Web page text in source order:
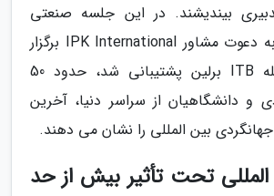
بیندیشند. در این جلسه صنعتی
منحصربه فرد که به دعوت مشاور IPK International برگزار
گردید و به وسیله ITB برلین پشتیبانی شد، حدود 50
و دانشگاهیان از سراسر دنیا، آخرین
جهانگردی بین المللی را نشان می دهند.
تحت تأثیر بیش از حد